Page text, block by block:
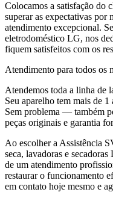
Colocamos a satisfação do
superar as expectativas por
atendimento excepcional.
eletrodoméstico LG, nos
fiquem satisfeitos com os
Atendimento para todos os
Atendemos toda a linha de
Seu aparelho tem mais de 1
Sem problema — também
peças originais e garantia
Ao escolher a Assistência
seca, lavadoras e
de um atendimento
restaurar o funcionamento
em contato hoje mesmo e